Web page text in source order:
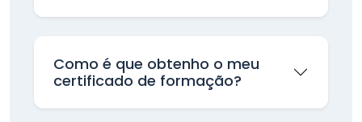
Como é que obtenho o meu
certificado de formação?